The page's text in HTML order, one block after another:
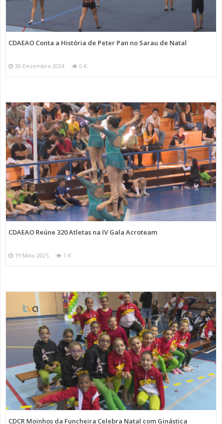
CDAEAO Conta a História de Peter Pan no Sarau de Natal
30 Dezembro 2024 0 K
CDAEAO Reúne 320 Atletas na IV Gala Acroteam
19 Maio 2025 1 K
CDCR Moinhos da Funcheira Celebra Natal com Ginástica